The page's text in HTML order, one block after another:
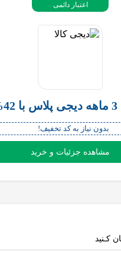
بدون نیاز به کد تخفیف!
مشاهده جزئیات و خرید
اعتبار دائمی
کـنید